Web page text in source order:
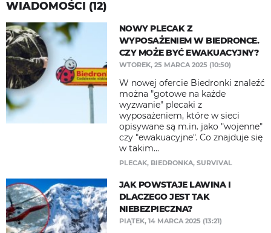
WIADOMOŚCI (12)
NOWY PLECAK Z
WYPOSAŻENIEM W BIEDRONCE.
CZY MOŻE BYĆ EWAKUACYJNY?
WTOREK, 25 MARCA 2025 (10:50)
W nowej ofercie Biedronki znaleźć
można "gotowe na każde
wyzwanie" plecaki z
wyposażeniem, które w sieci
opisywane są m.in. jako "wojenne"
czy "ewakuacyjne". Co znajduje się
w takim...
PLECAK, BIEDRONKA, SURVIVAL
JAK POWSTAJE LAWINA I
DLACZEGO JEST TAK
NIEBEZPIECZNA?
PIĄTEK, 14 MARCA 2025 (13:21)